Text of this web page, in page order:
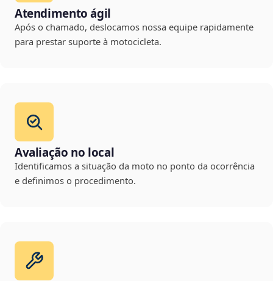
Atendimento ágil
Após o chamado, deslocamos nossa equipe rapidamente
para prestar suporte à motocicleta.
Avaliação no local
Identificamos a situação da moto no ponto da ocorrência
e definimos o procedimento.